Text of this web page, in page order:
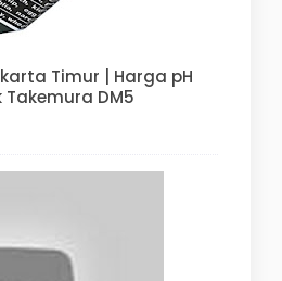
Timur | Harga pH
DM5